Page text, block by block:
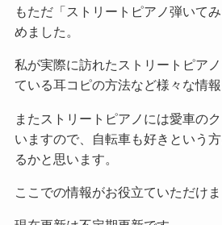
もただ「ストリートピアノ弾いて
めました。
私が実際に訪れたストリートピア
ている耳コピの方法など様々な情報
またストリートピアノには愛車の
いますので、自転車も好きという
るかと思います。
ここでの情報がお役立ていただけま